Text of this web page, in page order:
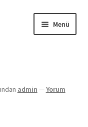
Menü
admin —Yorum